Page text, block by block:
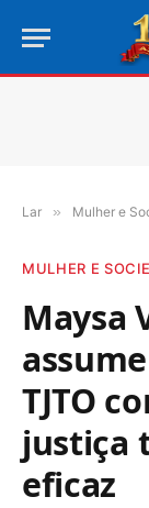
Lar » Mulher e
MULHER E
Maysa
TJTO
justiça
eficaz